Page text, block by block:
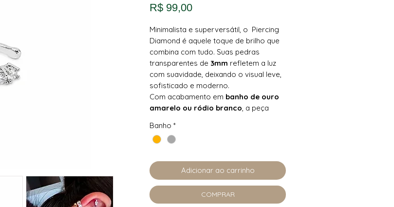
R$ 99,00Preço
Minimalista e superversátil, o Piercing
Diamond é aquele toque de brilho que
combina com tudo. Suas pedras
transparentes de 3mm refletem a luz
com suavidade, deixando o visual leve,
sofisticado e moderno.
Com acabamento em banho de ouro
amarelo ou ródio branco , a peça
perfeito para iluminar a composição
com delicadeza.
Banho *
Adicionar ao carrinho
COMPRAR